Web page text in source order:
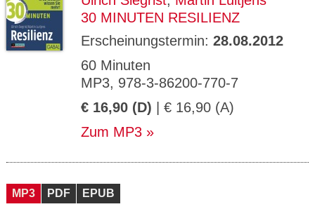
30 MINUTEN RESILIENZ
Erscheinungstermin: 28.08.2012
60 Minuten
MP3, 978-3-86200-770-7
€ 16,90 (D) | € 16,90 (A)
Zum MP3
MP3 PDF EPUB